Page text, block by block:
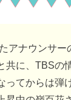
アナウンサ
共に、TBSの
てからは弾